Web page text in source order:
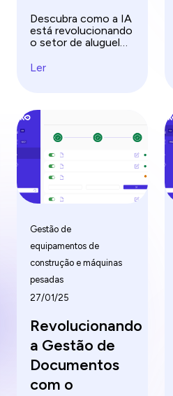
Descubra como a IA
está revolucionando
o setor de aluguel
com manutenção
futuro do aluguel.
Ler
Gestão de
equipamentos de
construção e máquinas
pesadas
27/01/25
Revolucionando
a Gestão de
Documentos
com o